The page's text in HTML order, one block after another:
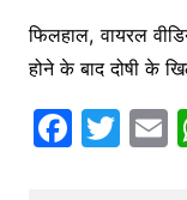
फिलहाल, वायरल
होने के बाद दोषी के
F T